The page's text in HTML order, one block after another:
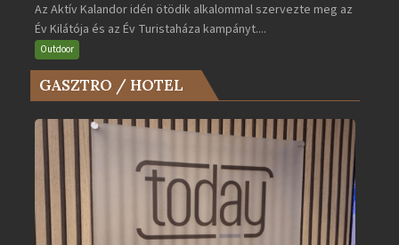
Év
Kilátója
és
az
Év
bejegyzéshez
Az Aktív Kalandor idén ötödik alkalommal szervezte meg az
Év Kilátója és az Év Turistaháza kampányt....
Outdoor
GASZTRO / HOTEL